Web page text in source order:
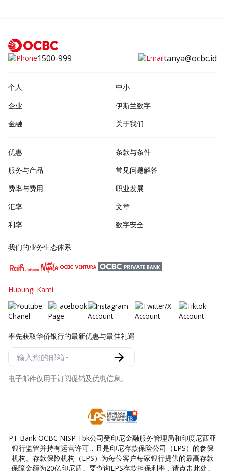
1500-999 tanya@ocbc.id
个人
中小
企业
伊斯兰数字
金融
关于我们
优惠
服务与产品
费率与费用
汇率
利率
条款与条件
常见问题解答
职业发展
文章
数字安全
我们的业务生态体系
Hubungi Kami
率先获取华侨银行的最新优惠与最佳礼遇
电子邮件仅用于订阅促销及优惠信息。
PT Bank OCBC NISP Tbk公司受印尼金融服务管理局和印度尼西亚
银行监管并持有运营许可，且是印尼存款保险公司（LPS）的参保
机构。存款保险机构（LPS）为每位客户每家银行提供的最高存款
保障金额为20亿印尼盾。要查询LPS存款担保利率，请点击此处。